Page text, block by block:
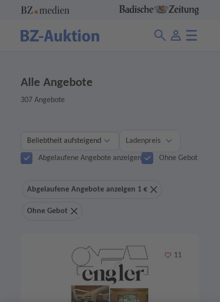
Alle Angebote
307 Angebote
Ladenpreis
Abgelaufene Angebote anzeigen Ohne Gebot
Abgelaufene Angebote anzeigen 1 €
Ohne Gebot
Merken
11